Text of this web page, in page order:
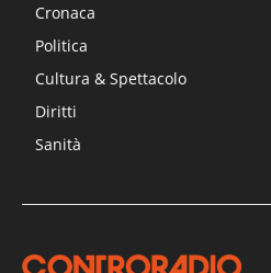
Cronaca
Politica
Cultura & Spettacolo
Diritti
Sanità